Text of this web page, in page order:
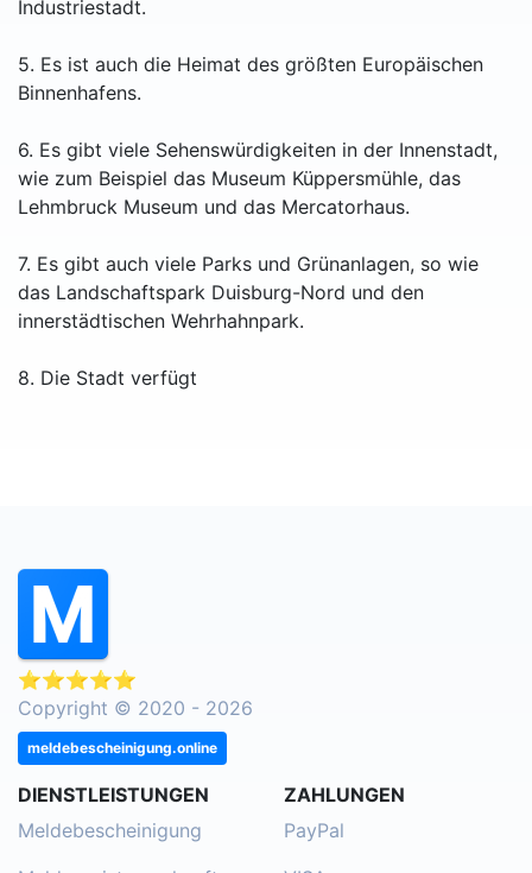
Industriestadt.
5. Es ist auch die Heimat des größten Europäischen
Binnenhafens.
6. Es gibt viele Sehenswürdigkeiten in der Innenstadt,
wie zum Beispiel das Museum Küppersmühle, das
Lehmbruck Museum und das Mercatorhaus.
7. Es gibt auch viele Parks und Grünanlagen, so wie
das Landschaftspark Duisburg-Nord und den
innerstädtischen Wehrhahnpark.
8. Die Stadt verfügt
⭐⭐⭐⭐⭐
Copyright © 2020 - 2026
meldebescheinigung.online
DIENSTLEISTUNGEN
Meldebescheinigung
ZAHLUNGEN
PayPal